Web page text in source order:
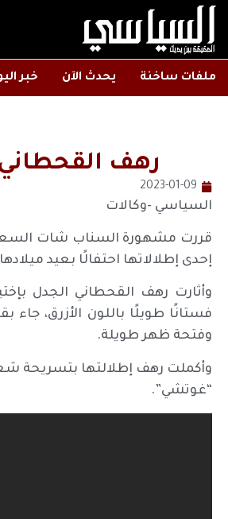
ملفات ساخنة يحدث الآن خبر
رهف
2023-01-09
السياسي -وكالات
قررت مشهورة السناب شات
إحدى إطلالاتها احتفالًا بعيد
وأثارت رهف القحطاني الجدل
فستانًا طويلًا باللون الأزرق،
وفتحة ظهر طويلة.
وأكملت رهف إطلالتها بتسريحة
“غوتشي”.